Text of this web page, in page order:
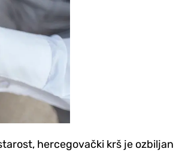
hercegovački krš je